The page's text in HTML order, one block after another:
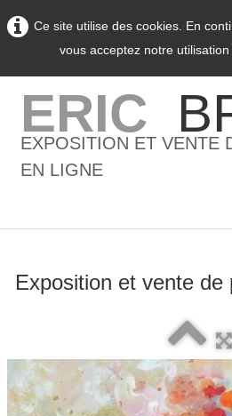
Ce site utilise des cookies. En
vous acceptez notre utilisation
ERIC
EXPOSITION ET VENTE
EN LIGNE
0
L'artiste▼
Galeries ▼
Exposition et vente de